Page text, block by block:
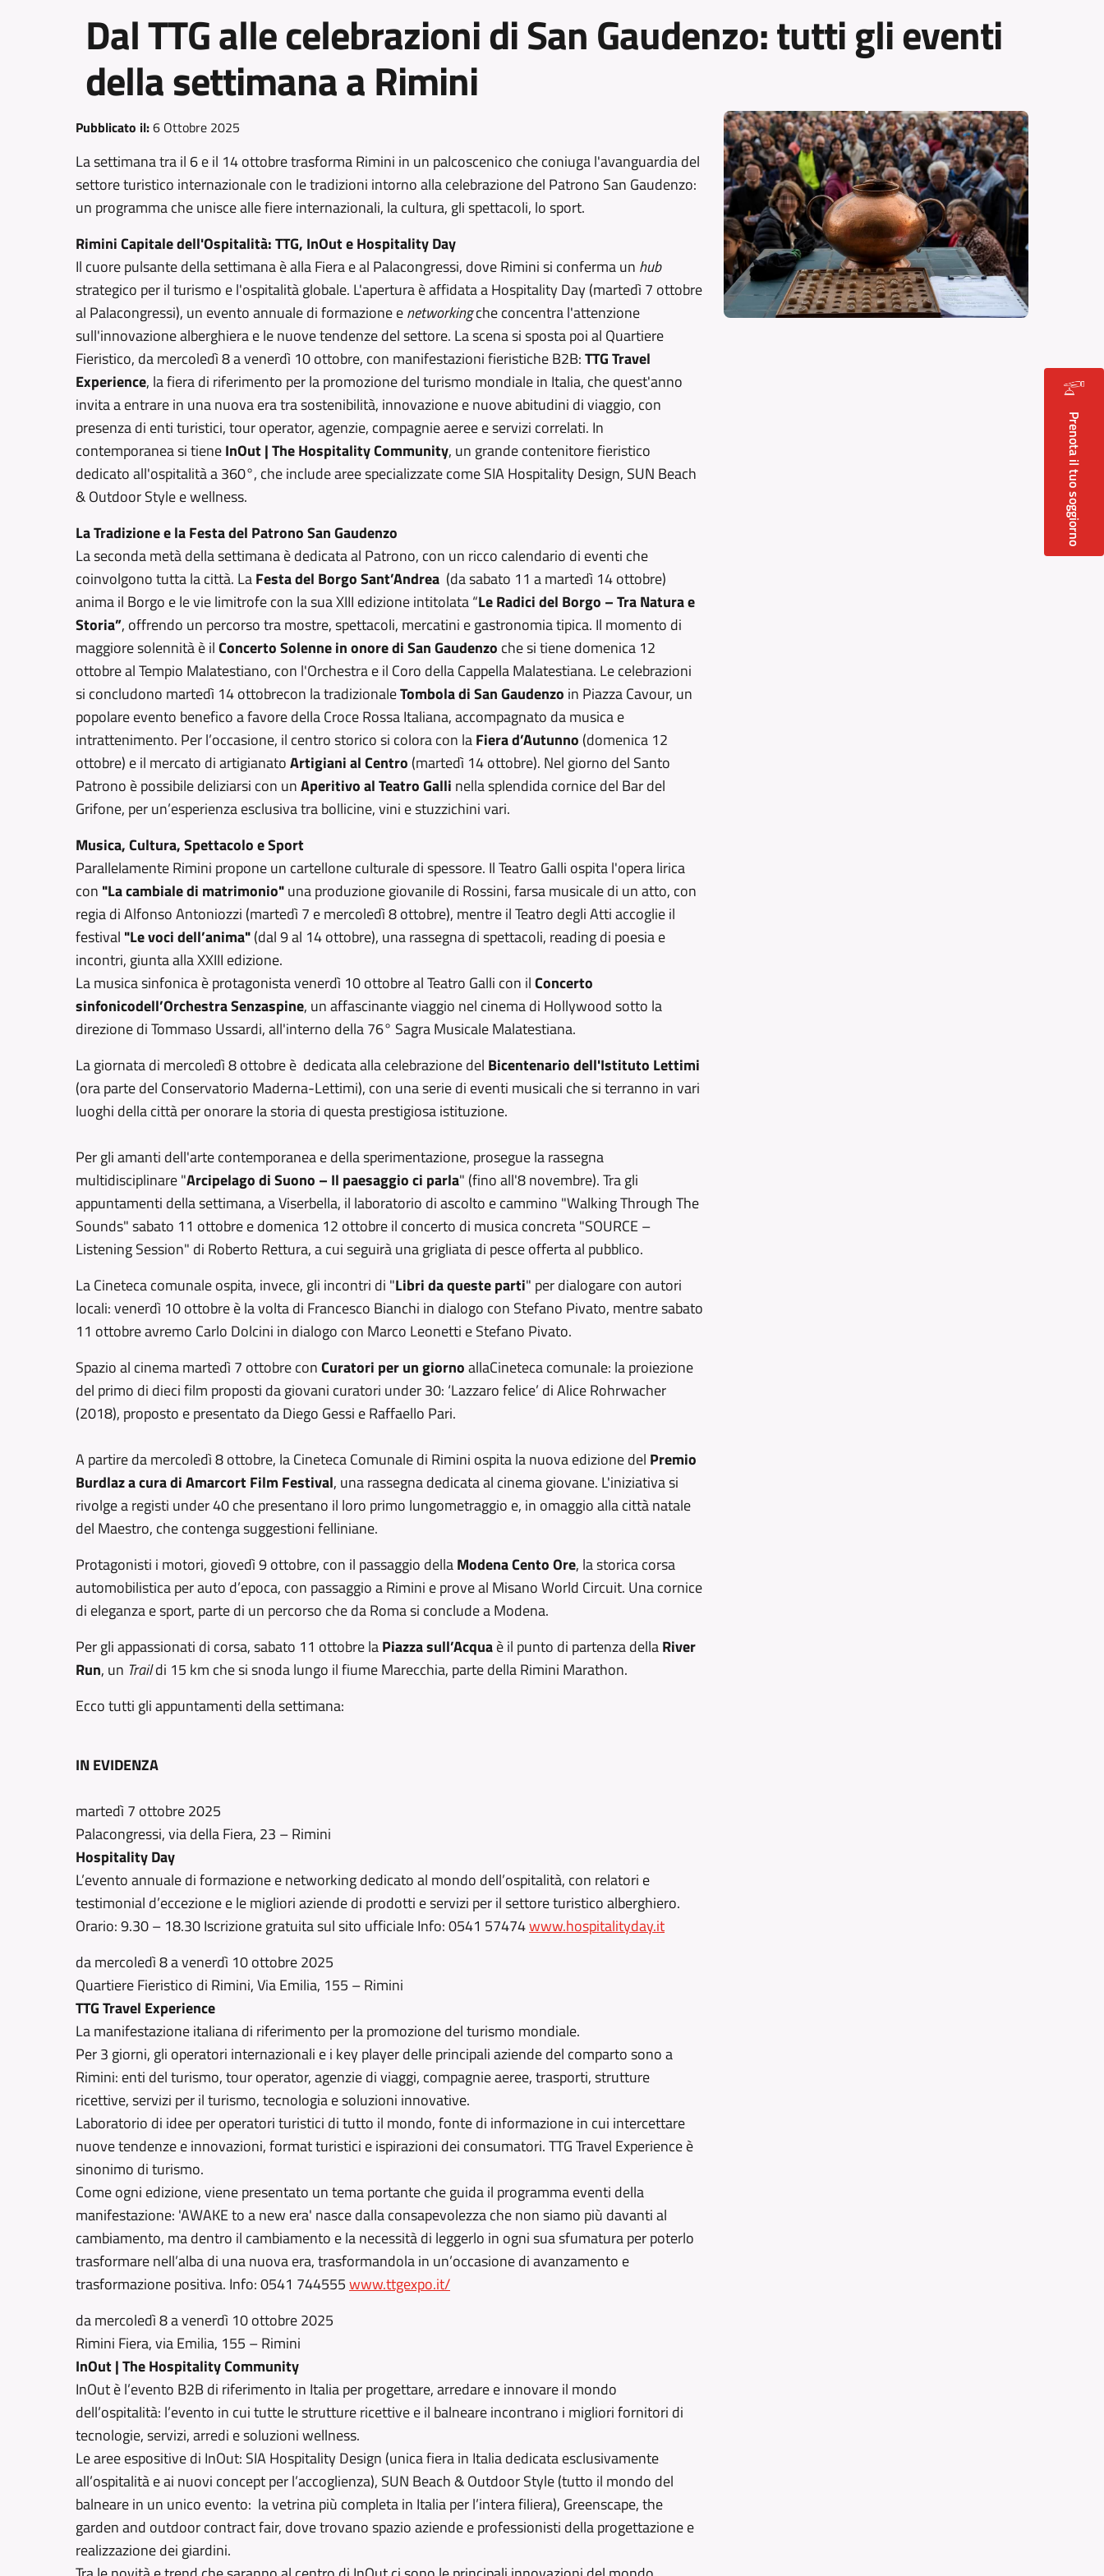
Prenota il tuo soggiorno
Dal TTG alle celebrazioni di San Gaudenzo: tutti gli eventi
della settimana a Rimini
Pubblicato il:6 Ottobre 2025
La settimana tra il 6 e il 14 ottobre trasforma Rimini in un palcoscenico che coniuga l'avanguardia del
settore turistico internazionale con le tradizioni intorno alla celebrazione del Patrono San Gaudenzo:
un programma che unisce alle fiere internazionali, la cultura, gli spettacoli, lo sport.
Rimini Capitale dell'Ospitalità: TTG, InOut e Hospitality Day
Il cuore pulsante della settimana è alla Fiera e al Palacongressi, dove Rimini si conferma un hub
strategico per il turismo e l'ospitalità globale. L'apertura è affidata a Hospitality Day (martedì 7 ottobre
al Palacongressi), un evento annuale di formazione enetworkingche concentra l'attenzione
sull'innovazione alberghiera e le nuove tendenze del settore. La scena si sposta poi al Quartiere
Fieristico, da mercoledì 8 a venerdì 10 ottobre, con manifestazioni fieristiche B2B:TTG Travel
Experience, la fiera di riferimento per la promozione del turismo mondiale in Italia, che quest'anno
invita a entrare in una nuova era tra sostenibilità, innovazione e nuove abitudini di viaggio, con
presenza di enti turistici, tour operator, agenzie, compagnie aeree e servizi correlati. In
contemporanea si tieneInOut | The Hospitality Community, un grande contenitore fieristico
dedicato all'ospitalità a 360°, che include aree specializzate come SIA Hospitality Design, SUN Beach
& Outdoor Style e wellness.
La Tradizione e la Festa del Patrono San Gaudenzo
La seconda metà della settimana è dedicata al Patrono, con un ricco calendario di eventi che
coinvolgono tutta la città. LaFesta del Borgo Sant’Andrea (da sabato 11 a martedì 14 ottobre)
anima il Borgo e le vie limitrofe con la sua XIII edizione intitolata “Le Radici del Borgo – Tra Natura e
Storia”, offrendo un percorso tra mostre, spettacoli, mercatini e gastronomia tipica. Il momento di
maggiore solennità è ilConcerto Solenne in onore di San Gaudenzo che si tiene domenica 12
ottobre al Tempio Malatestiano, con l'Orchestra e il Coro della Cappella Malatestiana. Le celebrazioni
si concludono martedì 14 ottobrecon la tradizionaleTombola di San Gaudenzo in Piazza Cavour, un
popolare evento benefico a favore della Croce Rossa Italiana, accompagnato da musica e
intrattenimento. Per l’occasione, il centro storico si colora con laFiera d’Autunno (domenica 12
ottobre) e il mercato di artigianatoArtigiani al Centro (martedì 14 ottobre). Nel giorno del Santo
Patrono è possibile deliziarsi con unAperitivo al Teatro Galli nella splendida cornice del Bar del
Grifone, per un’esperienza esclusiva tra bollicine, vini e stuzzichini vari.
Musica, Cultura, Spettacolo e Sport
Parallelamente Rimini propone un cartellone culturale di spessore. Il Teatro Galli ospita l'opera lirica
con "La cambiale di matrimonio"una produzione giovanile di Rossini, farsa musicale di un atto, con
regia di Alfonso Antoniozzi (martedì 7 e mercoledì 8 ottobre), mentre il Teatro degli Atti accoglie il
festival "Le voci dell’anima"(dal 9 al 14 ottobre), una rassegna di spettacoli, reading di poesia e
incontri, giunta alla XXIII edizione.
La musica sinfonica è protagonista venerdì 10 ottobre al Teatro Galli con ilConcerto
sinfonicodell’Orchestra Senzaspine, un affascinante viaggio nel cinema di Hollywood sotto la
direzione di Tommaso Ussardi, all'interno della 76° Sagra Musicale Malatestiana.
La giornata di mercoledì 8 ottobre è dedicata alla celebrazione del Bicentenario dell'Istituto Lettimi
(ora parte del Conservatorio Maderna-Lettimi), con una serie di eventi musicali che si terranno in vari
luoghi della città per onorare la storia di questa prestigiosa istituzione.
Per gli amanti dell'arte contemporanea e della sperimentazione, prosegue la rassegna
multidisciplinare "Arcipelago di Suono – Il paesaggio ci parla" (fino all'8 novembre). Tra gli
appuntamenti della settimana, a Viserbella, il laboratorio di ascolto e cammino "Walking Through The
Sounds" sabato 11 ottobre e domenica 12 ottobre il concerto di musica concreta "SOURCE –
Listening Session" di Roberto Rettura, a cui seguirà una grigliata di pesce offerta al pubblico.
La Cineteca comunale ospita, invece, gli incontri di "Libri da queste parti" per dialogare con autori
locali: venerdì 10 ottobre è la volta di Francesco Bianchi in dialogo con Stefano Pivato, mentre sabato
11 ottobre avremo Carlo Dolcini in dialogo con Marco Leonetti e Stefano Pivato.
Spazio al cinema martedì 7 ottobre conCuratori per un giornoallaCineteca comunale: la proiezione
del primo di dieci film proposti da giovani curatori under 30: ‘Lazzaro felice’ di Alice Rohrwacher
(2018), proposto e presentato da Diego Gessi e Raffaello Pari.
A partire da mercoledì 8 ottobre, la Cineteca Comunale di Rimini ospita la nuova edizione del Premio
Burdlaz a cura di Amarcort Film Festival, una rassegna dedicata al cinema giovane. L'iniziativa si
rivolge a registi under 40 che presentano il loro primo lungometraggio e, in omaggio alla città natale
del Maestro, che contenga suggestioni felliniane.
Protagonisti i motori, giovedì 9 ottobre, con il passaggio dellaModena Cento Ore, la storica corsa
automobilistica per auto d’epoca, con passaggio a Rimini e prove al Misano World Circuit. Una cornice
di eleganza e sport, parte di un percorso che da Roma si conclude a Modena.
Per gli appassionati di corsa, sabato 11 ottobre laPiazza sull’Acquaè il punto di partenza dellaRiver
Run, un Traildi 15 km che si snoda lungo il fiume Marecchia, parte della Rimini Marathon.
Ecco tutti gli appuntamenti della settimana:
IN EVIDENZA
martedì 7 ottobre 2025
Palacongressi, via della Fiera, 23 – Rimini
Hospitality Day
L’evento annuale di formazione e networking dedicato al mondo dell’ospitalità, con relatori e
testimonial d’eccezione e le migliori aziende di prodotti e servizi per il settore turistico alberghiero.
Orario: 9.30 – 18.30 Iscrizione gratuita sul sito ufficiale Info: 0541 57474www.hospitalityday.it
da mercoledì 8 a venerdì 10 ottobre 2025
Quartiere Fieristico di Rimini, Via Emilia, 155 – Rimini
TTG Travel Experience
La manifestazione italiana di riferimento per la promozione del turismo mondiale.
Per 3 giorni, gli operatori internazionali e i key player delle principali aziende del comparto sono a
Rimini: enti del turismo, tour operator, agenzie di viaggi, compagnie aeree, trasporti, strutture
ricettive, servizi per il turismo, tecnologia e soluzioni innovative.​
Laboratorio di idee per operatori turistici di tutto il mondo, fonte di informazione in cui intercettare
nuove tendenze e innovazioni, format turistici e ispirazioni dei consumatori. TTG Travel Experience è
sinonimo di turismo.
Come ogni edizione, viene presentato un tema portante che guida il programma eventi della
manifestazione: 'AWAKE to a new era' nasce dalla consapevolezza che non siamo più davanti al
cambiamento, ma dentro il cambiamento e la necessità di leggerlo in ogni sua sfumatura per poterlo
trasformare nell’alba di una nuova era, trasformandola in un’occasione di avanzamento e
trasformazione positiva. Info: 0541 744555www.ttgexpo.it/
da mercoledì 8 a venerdì 10 ottobre 2025
Rimini Fiera, via Emilia, 155 – Rimini
InOut | The Hospitality Community
InOut è l’evento B2B di riferimento in Italia per progettare, arredare e innovare il mondo
dell’ospitalità: l’evento in cui tutte le strutture ricettive e il balneare incontrano i migliori fornitori di
tecnologie, servizi, arredi e soluzioni wellness.
Le aree espositive di InOut: SIA Hospitality Design (unica fiera in Italia dedicata esclusivamente
all’ospitalità e ai nuovi concept per l’accoglienza), SUN Beach & Outdoor Style (tutto il mondo del
balneare in un unico evento: la vetrina più completa in Italia per l’intera filiera), Greenscape, the
garden and outdoor contract fair, dove trovano spazio aziende e professionisti della progettazione e
realizzazione dei giardini.